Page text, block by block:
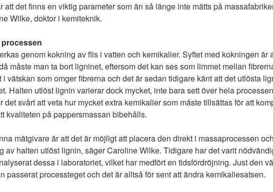
att det finns en viktig parameter som än så länge inte mätts på
Wilke, doktor i kemiteknik.
genom kokning av flis i vatten och kemikalier. Syftet med kokningen är
måste man ta bort ligninet, eftersom det kan ses som limmet mellan
i vätskan som omger fibrerna och det är sedan tidigare känt att det utlösta
Halten utlöst lignin varierar dock mycket, inte bara sett över hela
det svårt att veta hur mycket extra kemikalier som måste tillsättas för att
kvaliteten på pappersmassan bibehålls.
mätgivare är att det är möjligt att placera den direkt i massaprocessen
av halten utlöst lignin, säger Caroline Wilke. Tidigare har det varit
dessa i laboratoriet, vilket har medfört en tidsfördröjning. Just den
passerat processteget och det är alltså för sent att ändra kemikaliesatsen.